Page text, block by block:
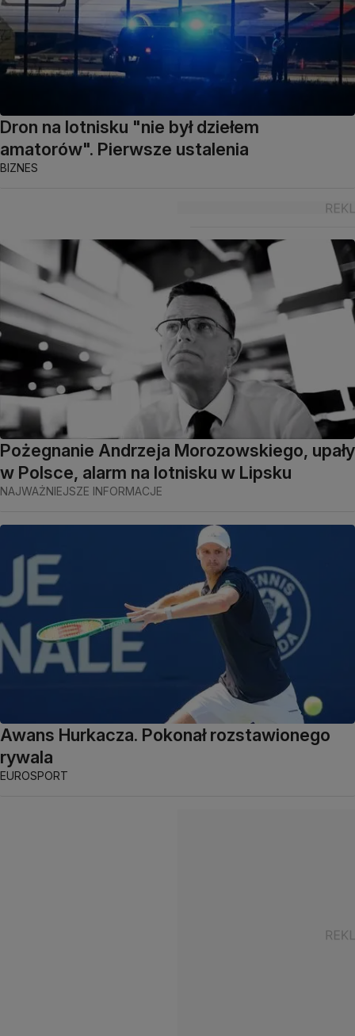
Dron na lotnisku "nie był dziełem
amatorów". Pierwsze ustalenia
BIZNES
Pożegnanie Andrzeja Morozowskiego, upały
w Polsce, alarm na lotnisku w Lipsku
NAJWAŻNIEJSZE INFORMACJE
Awans Hurkacza. Pokonał rozstawionego
rywala
EUROSPORT